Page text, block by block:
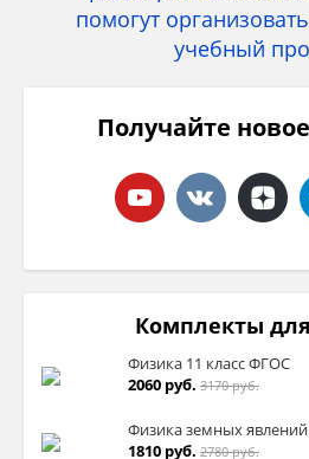
Получайте
Комплекты
Физика 11 класс ФГОС
2060 руб. 3170 руб.
Физика земных
1810 руб. 2780 руб.